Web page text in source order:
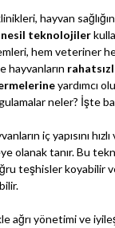
hayvan
nesil teknolojiler
hem veteriner
hayvanların
yardımcı
neler? İşte
iç yapısını
olanak tanır. Bu
teşhisler koyabilir
ağrı yönetimi ve